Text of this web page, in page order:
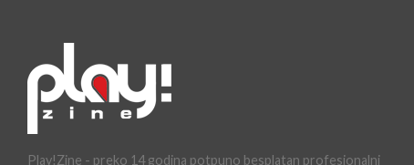
Play!Zine - preko 14 godina potpuno besplatan profesionalni